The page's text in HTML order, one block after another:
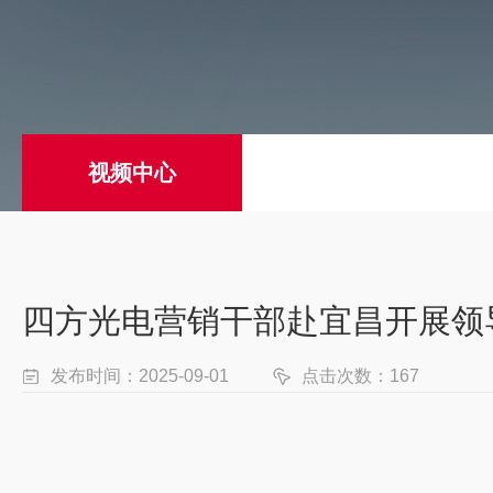
视频中心
四方光电营销干部赴宜昌开展
发布时间：2025-09-01 点击次数：167